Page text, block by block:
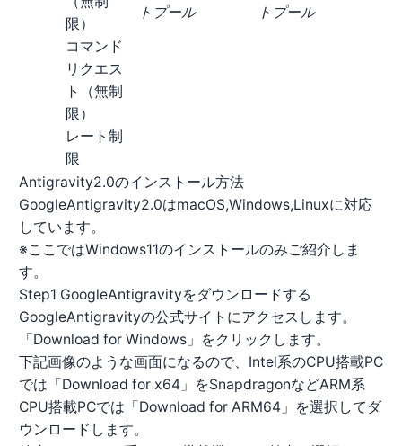
限）
コマンド
リクエス
ト（無制
限）
レート制
限
トプール
トプール
Antigravity2.0のインストール方法
GoogleAntigravity2.0はmacOS,Windows,Linuxに対応
しています。
※ここではWindows11のインストールのみご紹介しま
す。
Step1 GoogleAntigravityをダウンロードする
GoogleAntigravityの公式サイト にアクセスします。
「Download for Windows」をクリックします。
下記画像のような画面になるので、Intel系のCPU搭載PC
では「Download for x64」をSnapdragonなどARM系
CPU搭載PCでは「Download for ARM64」を選択してダ
ウンロードします。